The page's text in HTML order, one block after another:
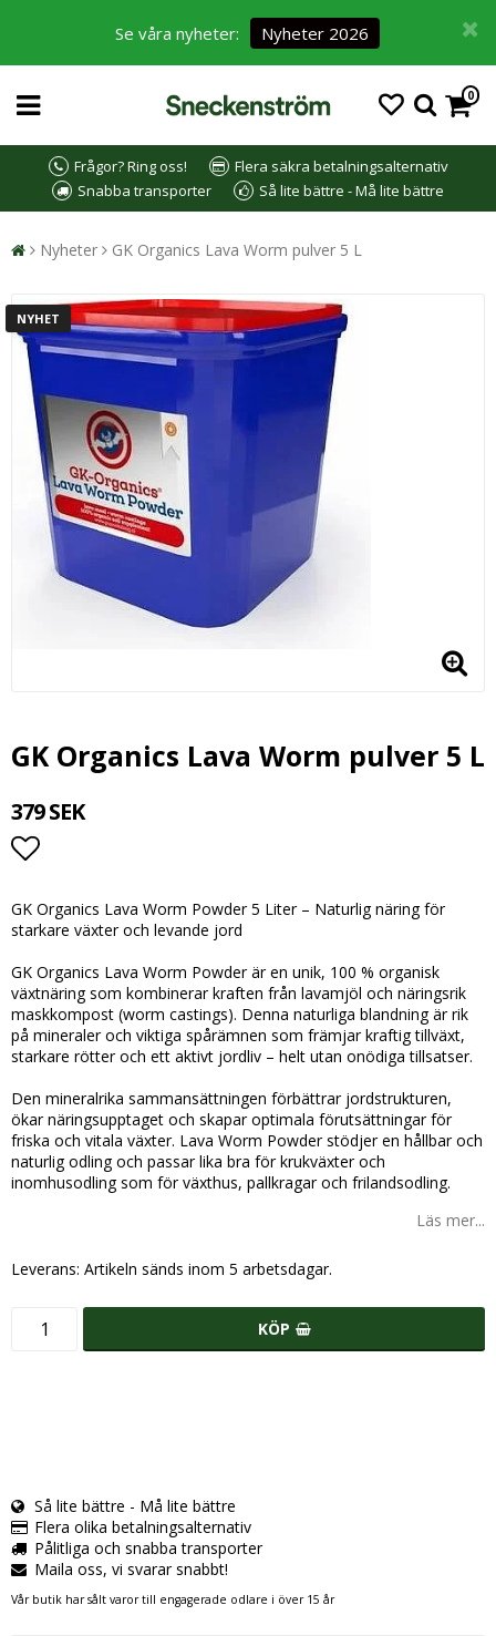
Se våra nyheter: Nyheter 2026
0
Frågor? Ring oss!
Flera säkra betalningsalternativ
Snabba transporter
Så lite bättre - Må lite bättre
Nyheter GK Organics Lava Worm pulver 5 L
NYHET
GK Organics Lava Worm pulver 5 L
379 SEK
GK Organics Lava Worm Powder 5 Liter – Naturlig näring för
starkare växter och levande jord
GK Organics Lava Worm Powder är en unik, 100 % organisk
växtnäring som kombinerar kraften från lavamjöl och näringsrik
maskkompost (worm castings). Denna naturliga blandning är rik
på mineraler och viktiga spårämnen som främjar kraftig tillväxt,
starkare rötter och ett aktivt jordliv – helt utan onödiga tillsatser.
Den mineralrika sammansättningen förbättrar jordstrukturen,
ökar näringsupptaget och skapar optimala förutsättningar för
friska och vitala växter. Lava Worm Powder stödjer en hållbar och
naturlig odling och passar lika bra för krukväxter och
inomhusodling som för växthus, pallkragar och frilandsodling.
Läs mer...
Leverans: Artikeln sänds inom 5 arbetsdagar.
KÖP
Så lite bättre - Må lite bättre
Flera olika betalningsalternativ
Pålitliga och snabba transporter
Maila oss, vi svarar snabbt!
Vår butik har sålt varor till engagerade odlare i över 15 år